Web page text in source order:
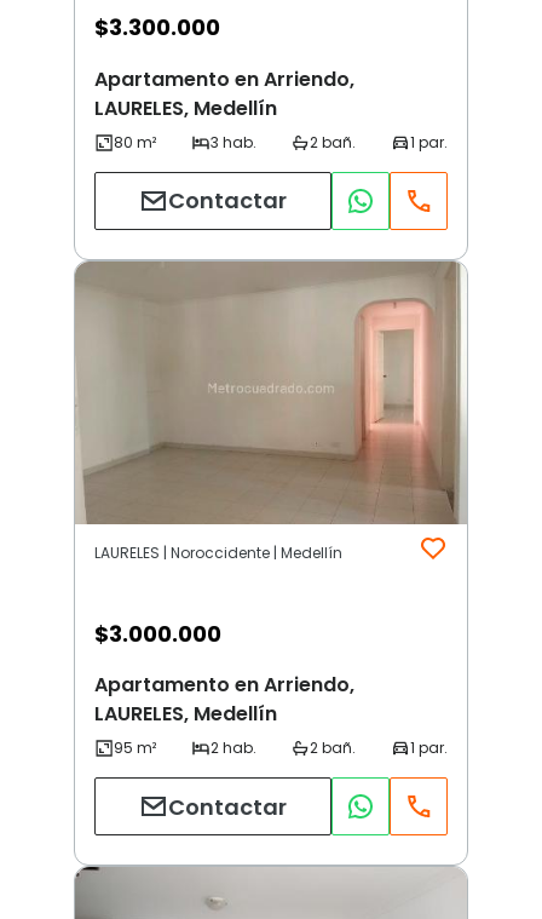
$3.300.000
Apartamento en Arriendo,
LAURELES, Medellín
Contactar
LAURELES | Noroccidente | Medellín
$3.000.000
Apartamento en Arriendo,
LAURELES, Medellín
Contactar